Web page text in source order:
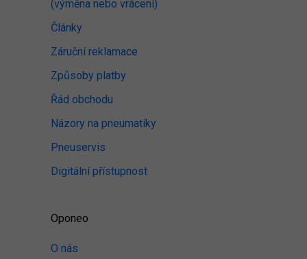
(výměna nebo vrácení)
Články
Záruční reklamace
Způsoby platby
Řád obchodu
Názory na pneumatiky
Pneuservis
Digitální přístupnost
Oponeo
O nás